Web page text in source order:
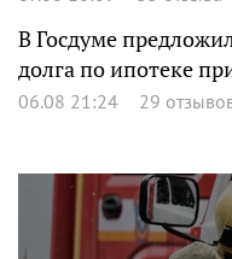
В Госдуме
долга по ипотеке
06.08 21:24 29